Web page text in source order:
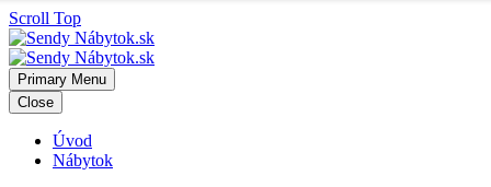
Scroll Top
Primary Menu
Close
Úvod
Nábytok